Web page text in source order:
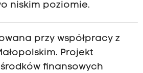
niskim poziomie.
przy współpracy z
Projekt
finansowych